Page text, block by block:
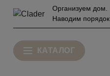
Организуем дом.
Наводим порядок
КАТАЛОГ